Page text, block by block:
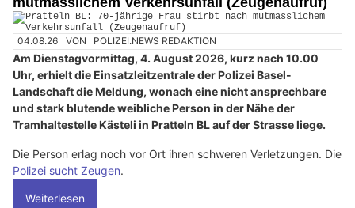
04.08.26 VON POLIZEI.NEWS REDAKTION
Am Dienstagvormittag, 4. August 2026, kurz nach 10.00
Uhr, erhielt die Einsatzleitzentrale der Polizei Basel-
Landschaft die Meldung, wonach eine nicht ansprechbare
und stark blutende weibliche Person in der Nähe der
Tramhaltestelle Kästeli in Pratteln BL auf der Strasse liege.
Die Person erlag noch vor Ort ihren schweren Verletzungen. Die
Polizei sucht Zeugen.
Weiterlesen